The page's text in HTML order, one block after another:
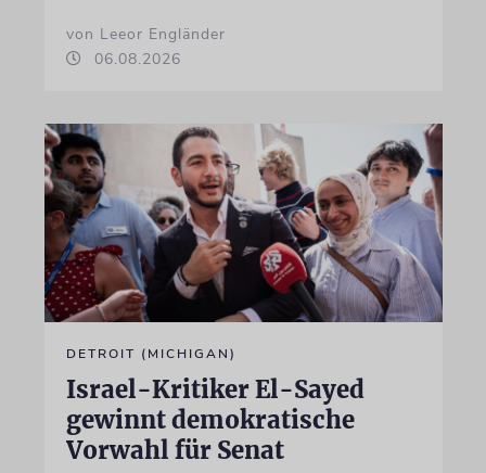
von Leeor Engländer
06.08.2026
DETROIT (MICHIGAN)
Israel-Kritiker El-Sayed
gewinnt demokratische
Vorwahl für Senat